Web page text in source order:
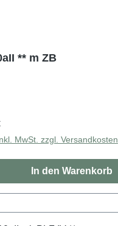
** m ZB
Preis:
MwSt. zzgl. Versandkosten
In den Warenkorb